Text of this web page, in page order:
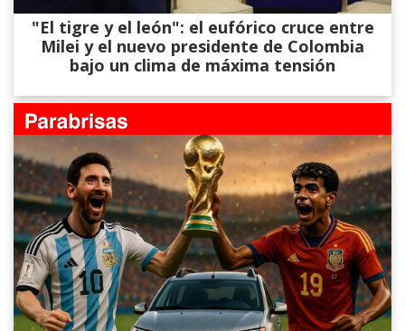
"El tigre y el león": el eufórico cruce entre
Milei y el nuevo presidente de Colombia
bajo un clima de máxima tensión